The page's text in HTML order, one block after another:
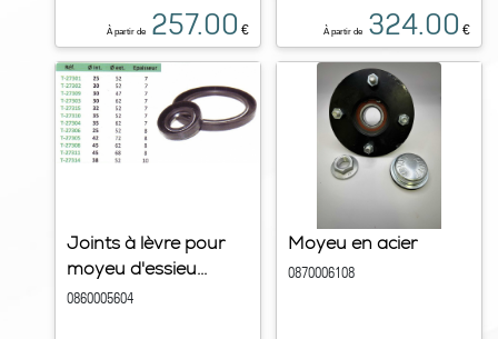
À partir de 257.00 € À partir de 324.00 €
Joints à lèvre pour
moyeu d'essieu...
0860005604
Moyeu en acier
0870006108